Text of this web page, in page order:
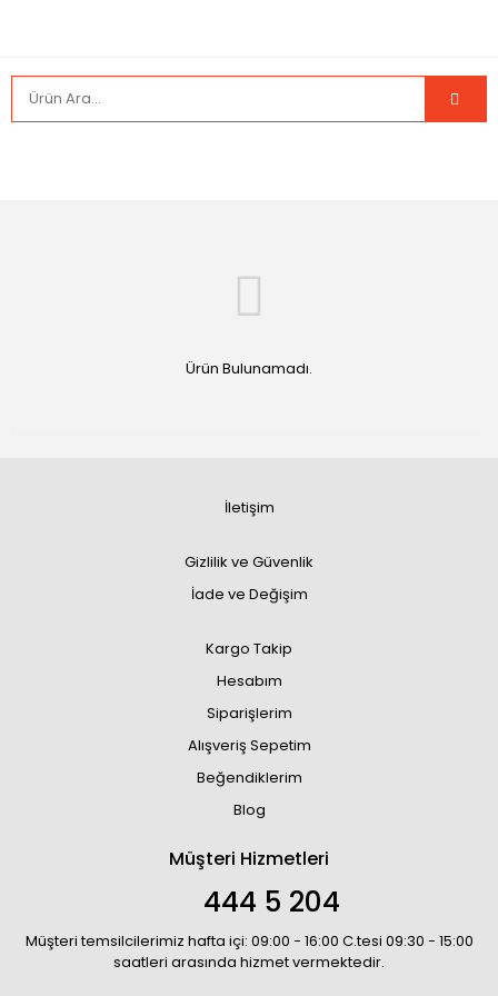
Ürün Bulunamadı.
İletişim
Gizlilik ve Güvenlik
İade ve Değişim
Kargo Takip
Hesabım
Siparişlerim
Alışveriş Sepetim
Beğendiklerim
Blog
Müşteri Hizmetleri
444 5 204
Müşteri temsilcilerimiz hafta içi: 09:00 - 16:00 C.tesi 09:30 - 15:00
saatleri arasında hizmet vermektedir.